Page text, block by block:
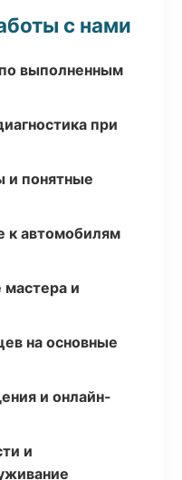
с нами
выполненным
при
и понятные
к автомобилям
и
на основные
и онлайн-
и